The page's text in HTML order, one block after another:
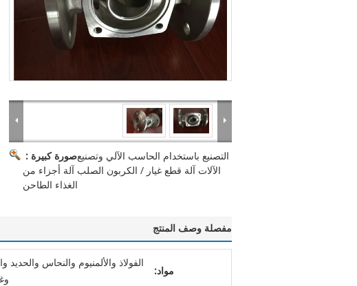
صورة كبيرة :التصنيع باستخدام الحاسب الآلي وتصنيع
الآلات آلة قطع غيار / الكربون الصلب آلة أجزاء من
الغذاء الطاحن
مفصلة وصف المنتج
مواد:
الفولاذ والألمنيوم والنحاس والحديد